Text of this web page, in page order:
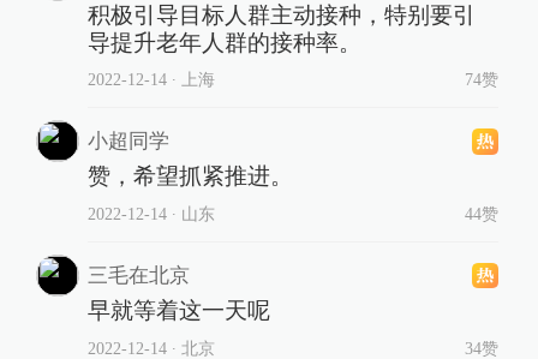
积极引导目标人群主动接种，特别要引
导提升老年人群的接种率。
2022-12-14∙ 上海 74赞
小超同学
赞，希望抓紧推进。
2022-12-14∙ 山东 44赞
三毛在北京
早就等着这一天呢
2022-12-14∙ 北京 34赞